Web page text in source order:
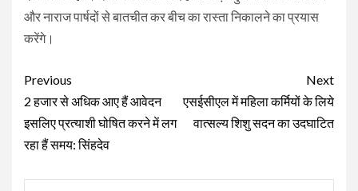
और नाराज पार्षदों से बातचीत कर बीच का रास्ता निकालने का प्रयास
करेंगे।
Continue
Reading
Previous
2 हजार से अधिक आए हैं आवेदन
इसलिए प्रत्याशी घोषित करने में लग
रहा हैं समय: सिंहदेव
Next
एसईसीएल में महिला कर्मियों के लिये
वात्सल्य शिशु सदन का उदघाटित